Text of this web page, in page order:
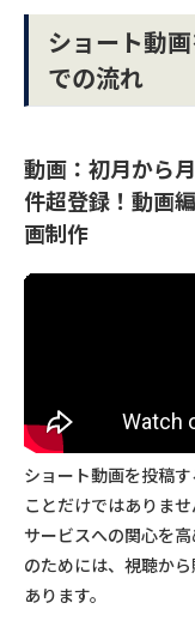
ショート動
での流れ
動画：初月から
件超登録！動画
画制作
ショート動画を投稿
ことだけではありま
サービスへの関心を
のためには、視聴か
あります。